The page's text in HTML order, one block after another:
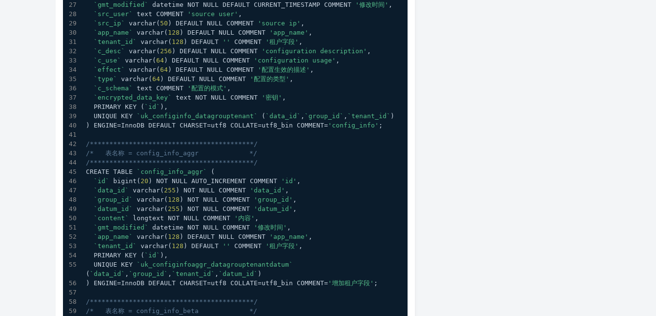
`gmt_modified`
datetime NOT NULL DEFAULT CURRENT_TIMESTAMP COMMENT '修改时间' ,
`src_user`
text COMMENT 'source user' ,
`src_ip`
varchar( 50 ) DEFAULT NULL COMMENT 'source ip' ,
`app_name`
varchar( 128 ) DEFAULT NULL COMMENT 'app_name' ,
`tenant_id`
varchar( 128 ) DEFAULT '' COMMENT '租户字段' ,
`c_desc`
varchar( 256 ) DEFAULT NULL COMMENT 'configuration description' ,
`c_use`
varchar( 64 ) DEFAULT NULL COMMENT 'configuration usage' ,
`effect`
varchar( 64 ) DEFAULT NULL COMMENT '配置生效的描述' ,
`type`
varchar( 64 ) DEFAULT NULL COMMENT '配置的类型' ,
`c_schema`
text COMMENT '配置的模式' ,
`encrypted_data_key`
text NOT NULL COMMENT '密钥' ,
  PRIMARY KEY (
`id` ),
  UNIQUE KEY
`uk_configinfo_datagrouptenant` ( `data_id` , `group_id` , `tenant_id` )
) ENGINE=InnoDB DEFAULT CHARSET=utf8 COLLATE=utf8_bin COMMENT= 'config_info' ;
/******************************************/
/*   表名称 = config_info_aggr             */
/******************************************/
CREATE TABLE
`config_info_aggr`
(
`id`
bigint( 20 ) NOT NULL AUTO_INCREMENT COMMENT 'id' ,
`data_id`
varchar( 255 ) NOT NULL COMMENT 'data_id' ,
`group_id`
varchar( 128 ) NOT NULL COMMENT 'group_id' ,
`datum_id`
varchar( 255 ) NOT NULL COMMENT 'datum_id' ,
`content`
longtext NOT NULL COMMENT '内容' ,
`gmt_modified`
datetime NOT NULL COMMENT '修改时间' ,
`app_name`
varchar( 128 ) DEFAULT NULL COMMENT 'app_name' ,
`tenant_id`
varchar( 128 ) DEFAULT '' COMMENT '租户字段' ,
  PRIMARY KEY (
`id` ),
  UNIQUE KEY
`uk_configinfoaggr_datagrouptenantdatum`
( `data_id` , `group_id` , `tenant_id` , `datum_id` )
) ENGINE=InnoDB DEFAULT CHARSET=utf8 COLLATE=utf8_bin COMMENT= '增加租户字段' ;
/******************************************/
/*   表名称 = config_info_beta             */